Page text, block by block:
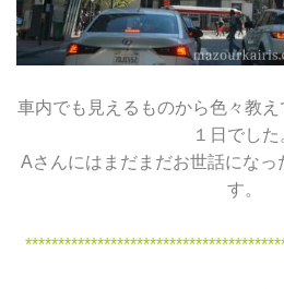
車内でも見えるものから色々教
１日でした
Aさんにはまだまだお世話になっ
す。